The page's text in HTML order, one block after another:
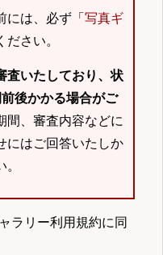
は、必ず「 写真ギ
ださい。
査いたしており、状
後かかる場合がご
間、審査内容などに
にはご回答いたしか
ラリー利用規約に同